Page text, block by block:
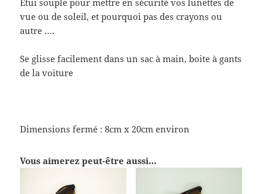
vue ou de soleil, et pourquoi pas des crayons ou
autre ….
Se glisse facilement dans un sac à main, boite à gants
de la voiture
Dimensions fermé : 8cm x 20cm environ
Vous aimerez peut-être aussi…